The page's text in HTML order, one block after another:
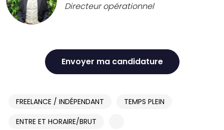
Directeur opérationnel
Envoyer ma candidature
FREELANCE / INDÉPENDANT
TEMPS PLEIN
ENTRE ET HORAIRE/BRUT